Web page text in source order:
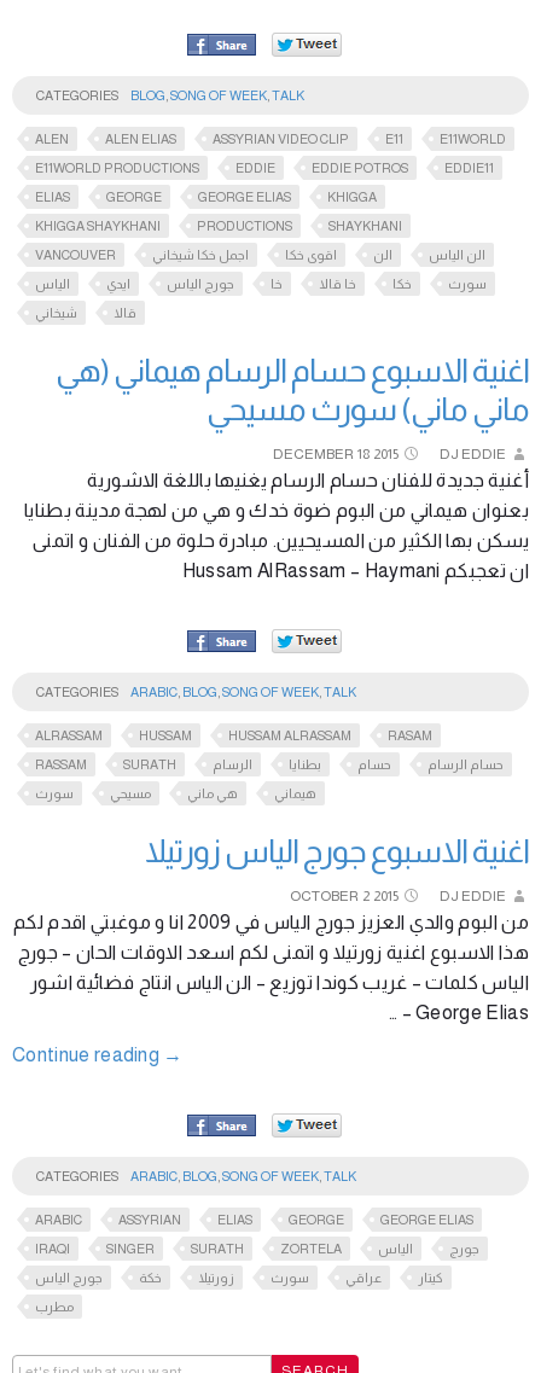
CATEGORIES BLOG SONG OF WEEK TALK
ALEN ALEN ELIAS ASSYRIAN VIDEO CLIP E11
E11WORLD
E11WORLD PRODUCTIONS
EDDIE EDDIE POTROS
EDDIE11
ELIAS
GEORGE GEORGE ELIAS
KHIGGA
KHIGGA SHAYKHANI
PRODUCTIONS
SHAYKHANI
VANCOUVER
اجمل خكا شيخاني اقوى خكا الن
الن الياس
الياس
ايدي جورج الياس خا خا قالا خكا
سورث
شيخاني
قالا
اغنية الاسبوع حسام الرسام هيماني (هي
ماني ماني) سورث مسيحي
DECEMBER 18 2015 DJ EDDIE
أغنية جديدة للفنان حسام الرسام يغنيها باللغة الاشورية
بعنوان هيماني من البوم ضوة خدك و هي من لهجة مدينة بطنايا
يسكن بها الكثير من المسيحيين. مبادرة حلوة من الفنان و اتمنى
ان تعجبكم Hussam AlRassam – Haymani
CATEGORIES ARABIC BLOG SONG OF WEEK TALK
ALRASSAM HUSSAM HUSSAM ALRASSAM
RASAM
RASSAM
SURATH الرسام بطنايا حسام
حسام الرسام
سورث
مسيحي هي ماني هيماني
اغنية الاسبوع جورج الياس زورتيلا
OCTOBER 2 2015 DJ EDDIE
من البوم والدي العزيز جورج الياس في 2009 انا و موغبتي اقدم لكم
هذا الاسبوع اغنية زورتيلا و اتمنى لكم اسعد الاوقات الحان – جورج
الياس كلمات – غريب كوندا توزيع – الن الياس انتاج فضائية اشور
George Elias – …
Continue reading →
CATEGORIES ARABIC BLOG SONG OF WEEK TALK
ARABIC ASSYRIAN ELIAS GEORGE
GEORGE ELIAS
IRAQI
SINGER SURATH ZORTELA الياس
جورج
جورج الياس
خكة زورتيلا سورث عراقي
كيتار
مطرب